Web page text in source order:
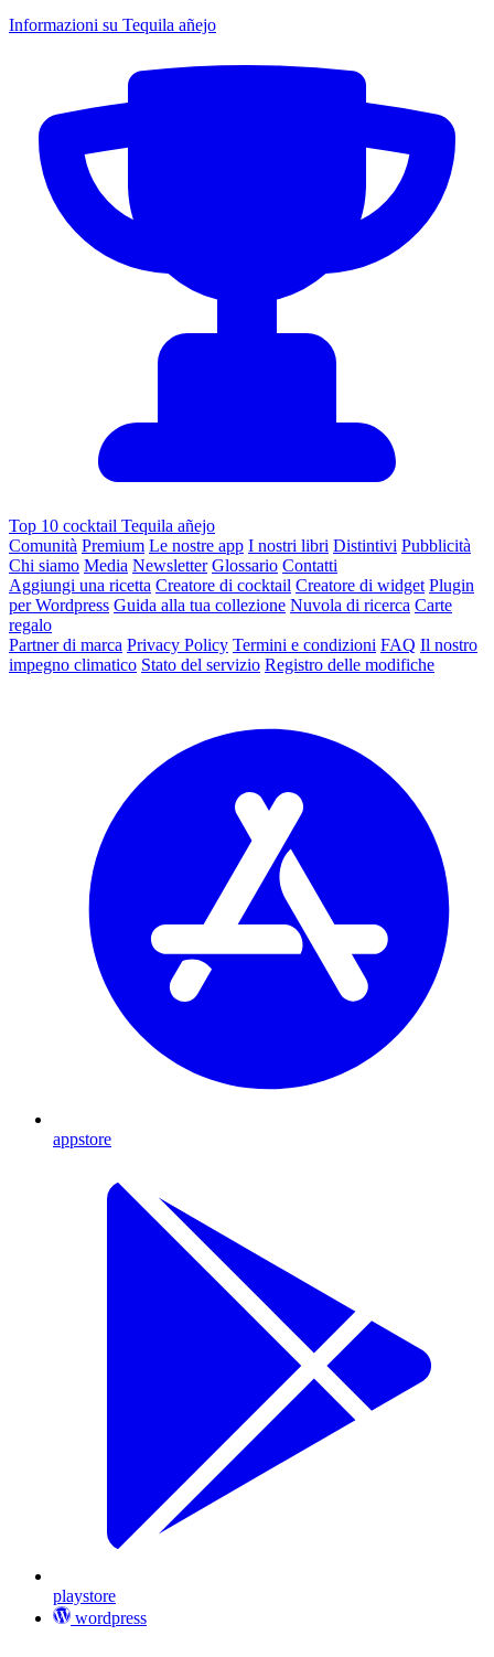
Informazioni su Tequila añejo
Top 10 cocktail Tequila añejo
Comunità Premium Le nostre app I nostri libri Distintivi Pubblicità
Chi siamo Media Newsletter Glossario Contatti
Aggiungi una ricetta Creatore di cocktail Creatore di widget Plugin
per Wordpress Guida alla tua collezione Nuvola di ricerca Carte
regalo
Partner di marca Privacy Policy Termini e condizioni FAQ Il nostro
impegno climatico Stato del servizio Registro delle modifiche
appstore
playstore
wordpress